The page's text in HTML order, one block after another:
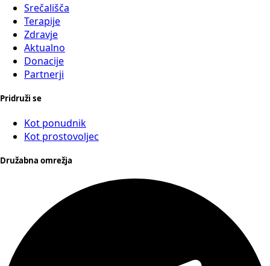
Srečališča
Terapije
Zdravje
Aktualno
Donacije
Partnerji
Pridruži se
Kot ponudnik
Kot prostovoljec
Družabna omrežja